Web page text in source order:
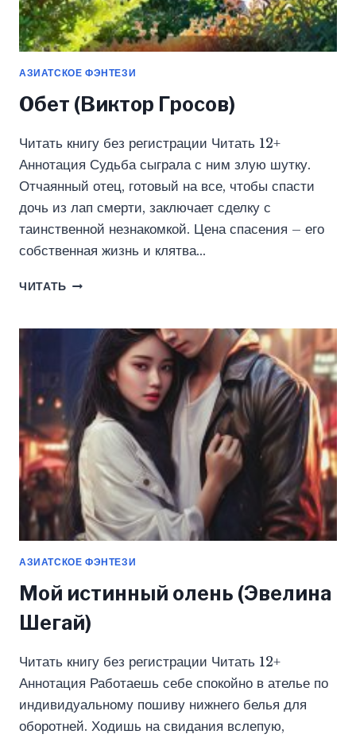
АЗИАТСКОЕ ФЭНТЕЗИ
Обет (Виктор Гросов)
Читать книгу без регистрации Читать 12+
Аннотация Судьба сыграла с ним злую шутку.
Отчаянный отец, готовый на все, чтобы спасти
дочь из лап смерти, заключает сделку с
таинственной незнакомкой. Цена спасения – его
собственная жизнь и клятва…
ЧИТАТЬ ОБЕТ
АЗИАТСКОЕ ФЭНТЕЗИ
Мой истинный олень (Эвелина
Шегай)
Читать книгу без регистрации Читать 12+
Аннотация Работаешь себе спокойно в ателье по
индивидуальному пошиву нижнего белья для
оборотней. Ходишь на свидания вслепую,